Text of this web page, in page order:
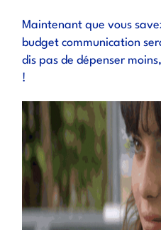
Maintenant que vous
budget communication
dis pas de dépenser
!